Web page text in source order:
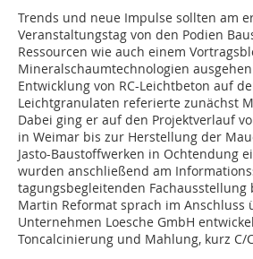
Trends und neue Impulse sollten am
Veranstaltungstag von den Podien
Ressourcen wie auch einem
Mineralschaumtechnologien
Entwicklung von RC-Leichtbeton auf
Leichtgranulaten referierte zunächst
Dabei ging er auf den Projektverlauf
in Weimar bis zur Herstellung der
Jasto-Baustoffwerken in Ochtendung
wurden anschließend am
tagungsbegleitenden Fachausstellung
Martin Reformat sprach im Anschluss
Unternehmen Loesche GmbH
Toncalcinierung und Mahlung, kurz C/